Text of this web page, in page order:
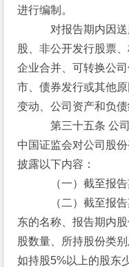
进行编制。
对报告期内因送股
股、非公开发行股票
企业合并、可转换公
市、债券发行或其他
变动、公司资产和负
第三十五条 公司股
中国证监会对公司股
披露以下内容：
（一）截至报告期
（二）截至报告期
东的名称、报告期内
股数量、所持股份类
如持股5%以上的股东